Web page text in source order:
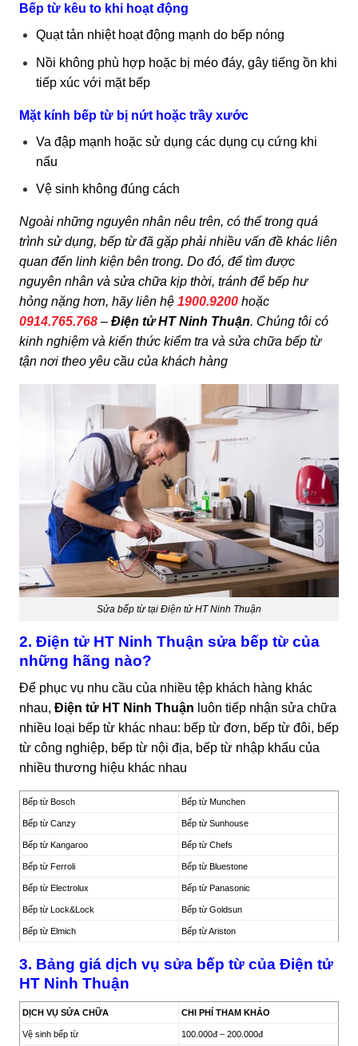
Bếp từ kêu to khi hoạt động
Quạt tản nhiệt hoạt động mạnh do bếp nóng
Nồi không phù hợp hoặc bị méo đáy, gây tiếng ồn khi
tiếp xúc với mặt bếp
Mặt kính bếp từ bị nứt hoặc trầy xước
Va đập mạnh hoặc sử dụng các dụng cụ cứng khi
nấu
Vệ sinh không đúng cách
Ngoài những nguyên nhân nêu trên, có thể trong quá
trình sử dụng, bếp từ đã gặp phải nhiều vấn đề khác liên
quan đến linh kiện bên trong. Do đó, để tìm được
nguyên nhân và sửa chữa kịp thời, tránh để bếp hư
hỏng nặng hơn, hãy liên hệ 1900.9200 hoặc
0914.765.768 – Điện tử HT Ninh Thuận. Chúng tôi có
kinh nghiệm và kiến thức kiểm tra và sửa chữa bếp từ
tận nơi theo yêu cầu của khách hàng
Sửa bếp từ tại Điện tử HT Ninh Thuận
2. Điện tử HT Ninh Thuận sửa bếp từ của
những hãng nào?
Để phục vụ nhu cầu của nhiều tệp khách hàng khác
nhau, Điện tử HT Ninh Thuận luôn tiếp nhận sửa chữa
nhiều loại bếp từ khác nhau: bếp từ đơn, bếp từ đôi, bếp
từ công nghiệp, bếp từ nội địa, bếp từ nhập khẩu của
nhiều thương hiệu khác nhau
Bếp từ Bosch Bếp từ Munchen
Bếp từ Canzy Bếp từ Sunhouse
Bếp từ Kangaroo Bếp từ Chefs
Bếp từ Ferroli Bếp từ Bluestone
Bếp từ Electrolux Bếp từ Panasonic
Bếp từ Lock&Lock Bếp từ Goldsun
Bếp từ Elmich Bếp từ Ariston
3. Bảng giá dịch vụ sửa bếp từ của Điện tử
HT Ninh Thuận
DỊCH VỤ SỬA CHỮA CHI PHÍ THAM KHẢO
Vệ sinh bếp từ 100.000đ – 200.000đ